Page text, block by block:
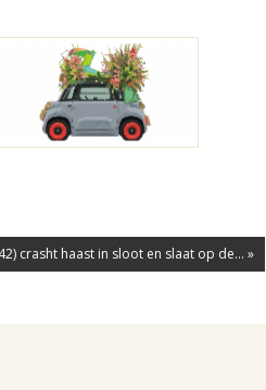
crasht haast in sloot en slaat op de... »